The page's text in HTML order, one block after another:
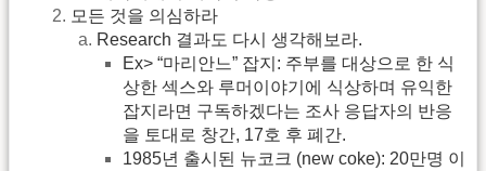
모든 것을 의심하라
Research 결과도 다시 생각해보라.
Ex> “마리안느” 잡지: 주부를 대상으로 한 식
상한 섹스와 루머이야기에 식상하며 유익한
잡지라면 구독하겠다는 조사 응답자의 반응
을 토대로 창간, 17호 후 폐간.
1985년 출시된 뉴코크 (new coke): 20만명 이